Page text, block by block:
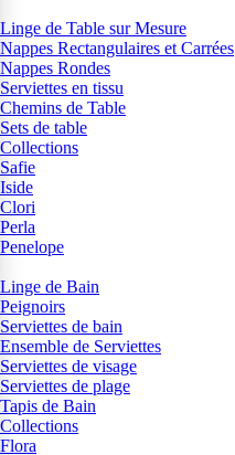
Linge de Table sur Mesure
Nappes Rectangulaires et Carrées
Nappes Rondes
Serviettes en tissu
Chemins de Table
Sets de table
Collections
Safie
Iside
Clori
Perla
Penelope
Linge de Bain
Peignoirs
Serviettes de bain
Ensemble de Serviettes
Serviettes de visage
Serviettes de plage
Tapis de Bain
Collections
Flora